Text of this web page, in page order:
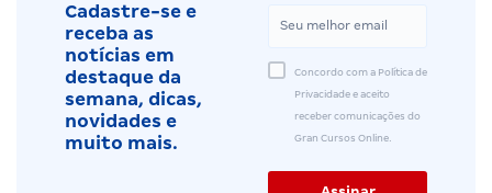
Cadastre-se e
receba as
notícias em
destaque da
semana, dicas,
novidades e
muito mais.
Concordo com a Política de
Privacidade e aceito
receber comunicações do
Gran Cursos Online.